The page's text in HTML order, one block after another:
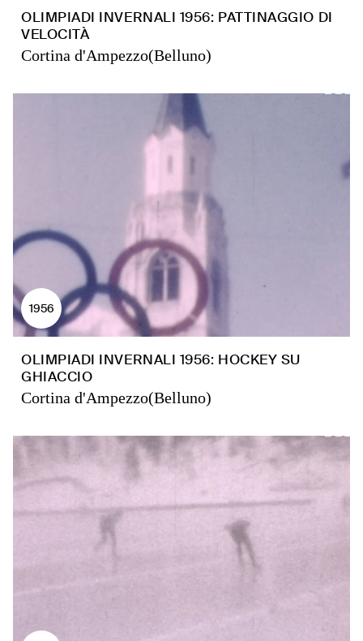
OLIMPIADI INVERNALI 1956: PATTINAGGIO DI
VELOCITÀ
Cortina d'Ampezzo(Belluno)
1956
OLIMPIADI INVERNALI 1956: HOCKEY SU
GHIACCIO
Cortina d'Ampezzo(Belluno)